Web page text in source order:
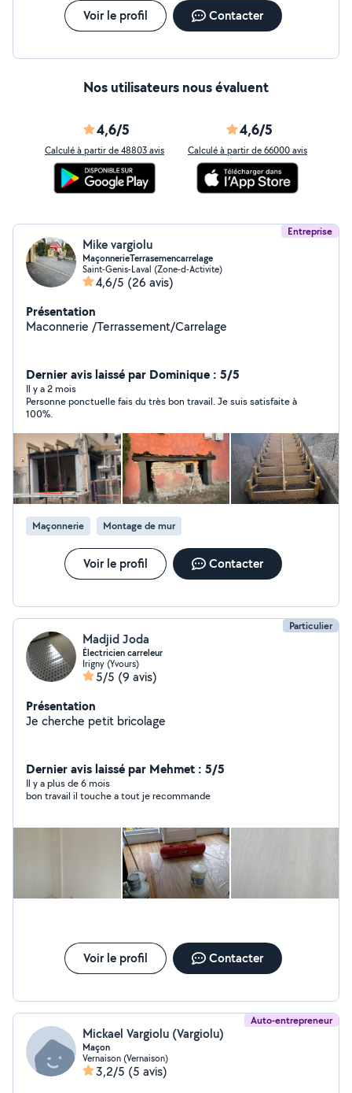
Voir le profil Contacter
Nos utilisateurs nous évaluent
4,6/5
Calculé à partir de 48803 avis
4,6/5
Calculé à partir de 66000 avis
Entreprise
Mike vargiolu
MaçonnerieTerrasemencarrelage
Saint-Genis-Laval (Zone-d-Activite)
4,6/5 (26 avis)
Présentation
Maconnerie /Terrassement/Carrelage
Dernier avis laissé par Dominique : 5/5
Il y a 2 mois
Personne ponctuelle fais du très bon travail. Je suis satisfaite à
100%.
Maçonnerie Montage de mur
Voir le profil Contacter
Particulier
Madjid Joda
Électricien carreleur
Irigny (Yvours)
5/5 (9 avis)
Présentation
Je cherche petit bricolage
Dernier avis laissé par Mehmet : 5/5
Il y a plus de 6 mois
bon travail il touche a tout je recommande
Voir le profil Contacter
Auto-entrepreneur
Mickael Vargiolu (Vargiolu)
Maçon
Vernaison (Vernaison)
3,2/5 (5 avis)